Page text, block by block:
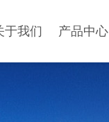
于我们 产品中心